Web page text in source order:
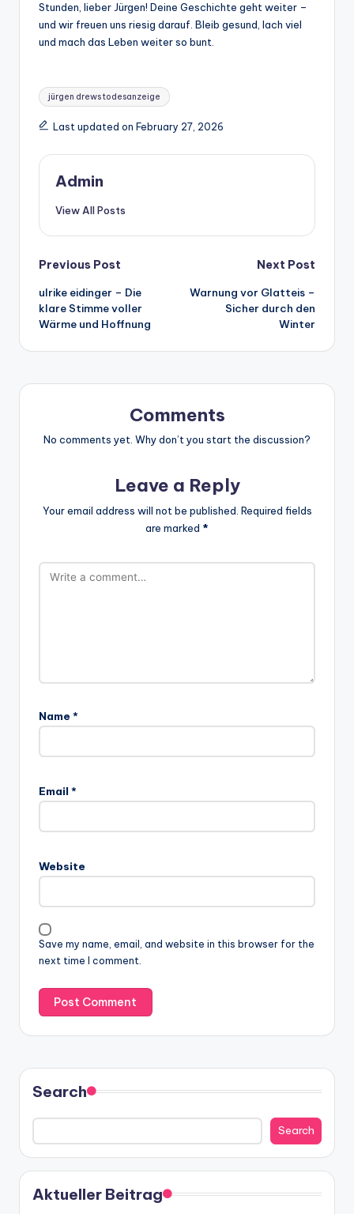
Stunden, lieber Jürgen! Deine Geschichte geht weiter –
und wir freuen uns riesig darauf. Bleib gesund, lach viel
und mach das Leben weiter so bunt.
Tags:
jürgen drews todesanzeige
Last updated on February 27, 2026
Admin
View All Posts
Post
navigation
Previous Post
ulrike eidinger – Die
klare Stimme voller
Wärme und Hoffnung
Next Post
Warnung vor Glatteis –
Sicher durch den
Winter
Comments
No comments yet. Why don’t you start the discussion?
Leave a Reply
Your email address will not be published. Required fields
are marked *
Name *
Email *
Website
Save my name, email, and website in this browser for the
next time I comment.
Search
Search
Aktueller Beitrag